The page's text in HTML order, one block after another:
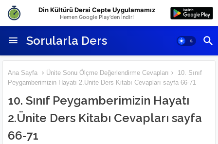
Sorularla Ders
Ana Sayfa Ünite Sonu Ölçme Değerlendirme Cevapları
10. Sınıf
Peygamberimizin Hayatı 2.Ünite Ders Kitabı Cevapları sayfa 66-71
10. Sınıf Peygamberimizin Hayatı
2.Ünite Ders Kitabı Cevapları sayfa
66-71
Din Kültürü Dersi Cepte Uygulamamız
Hemen Google Play'den İndir!